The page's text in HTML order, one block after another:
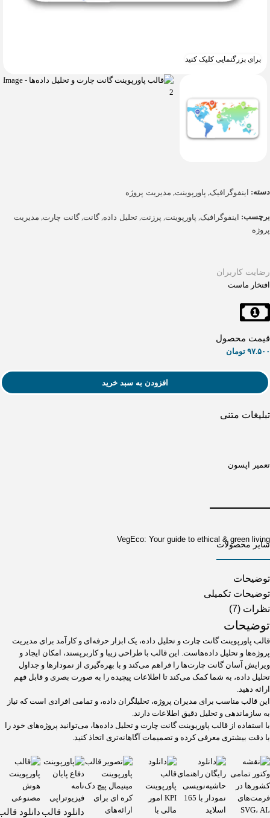
برای بزرگنمایی کلیک کنید
دسته: اینفوگرافیک, پاورپوینت, مدیریت پروژه
برچسب: اینفوگرافیک, پاورپوینت, پرزنت, تحلیل داده, گانت, گانت چارت, مدیریت
پروژه
رضایت کاربران
افتخار ماست
قیمت محصول
۹۷.۵۰۰ تومان
افزودن به سبد خرید
تبلیغات متنی
تعمیر اپسون
VegEco: Your guide to ethical & green living
سایر محصولات
توضیحات
توضیحات تکمیلی
نظرات (7)
توضیحات
قالب پاورپوینت گانت چارت و تحلیل داده‌، یک ابزار حرفه‌ای و کارآمد برای مدیریت
پروژه‌ها و تحلیل داده‌هاست. این قالب با طراحی زیبا و کاربرپسند، امکان ایجاد و
ویرایش آسان گانت چارت‌ها را فراهم می‌کند و با بهره‌گیری از نمودارها و جداول
تحلیل داده، به شما کمک می‌کند تا اطلاعات پیچیده را به صورت بصری و قابل فهم
ارائه دهید.
این قالب مناسب برای مدیران پروژه، تحلیلگران داده، و تمامی افرادی است که نیاز
به سازماندهی و تحلیل دقیق اطلاعات دارند.
با استفاده از قالب پاورپوینت گانت چارت و تحلیل داده‌ها، می‌توانید پروژه‌های خود را
با دقت بیشتری معرفی کرده و تصمیمات آگاهانه‌تری اتخاذ کنید.
دانلود قالب دانلود